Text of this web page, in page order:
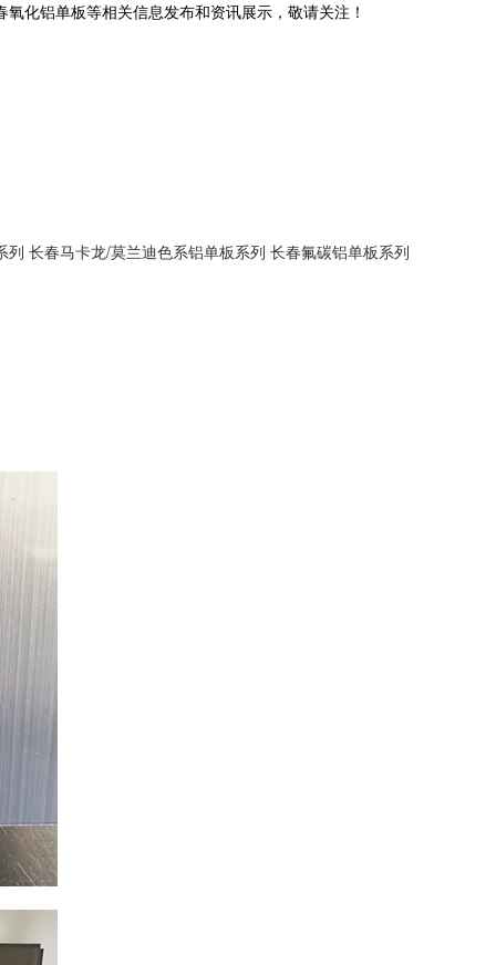
化铝单板等相关信息发布和资讯展示，敬请关注！
列 长春马卡龙/莫兰迪色系铝单板系列 长春氟碳铝单板系列